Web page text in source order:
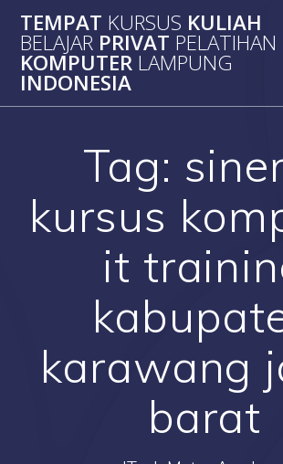
to
content
TEMPAT KURSUS KULIAH
BELAJAR PRIVAT PELATIHAN
KOMPUTER LAMPUNG
INDONESIA
Tag:
kursus
it
karawang
barat